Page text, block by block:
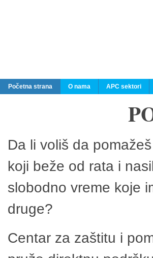
Početna strana O nama APC sektori
Da li voliš da
koji beže od rata i
slobodno vreme koje
druge?
Centar za zaštitu i